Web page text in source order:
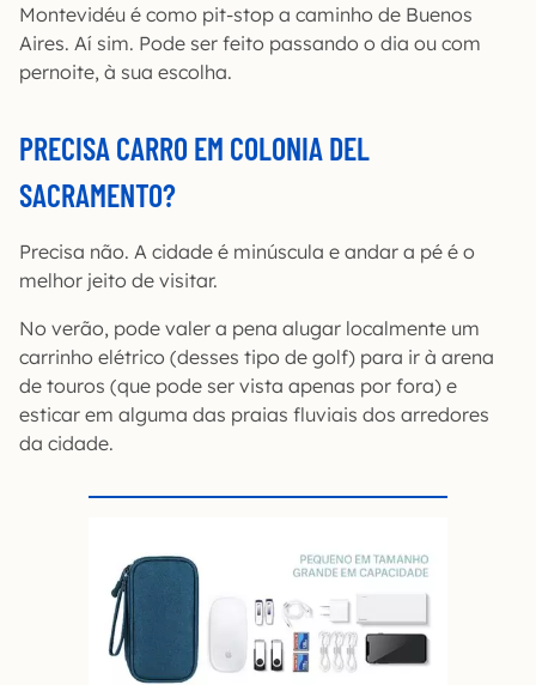
Montevidéu é como pit-stop a caminho de Buenos
Aires. Aí sim. Pode ser feito passando o dia ou com
pernoite, à sua escolha.
PRECISA CARRO EM COLONIA DEL
SACRAMENTO?
Precisa não. A cidade é minúscula e andar a pé é o
melhor jeito de visitar.
No verão, pode valer a pena alugar localmente um
carrinho elétrico (desses tipo de golf) para ir à arena
de touros (que pode ser vista apenas por fora) e
esticar em alguma das praias fluviais dos arredores
da cidade.